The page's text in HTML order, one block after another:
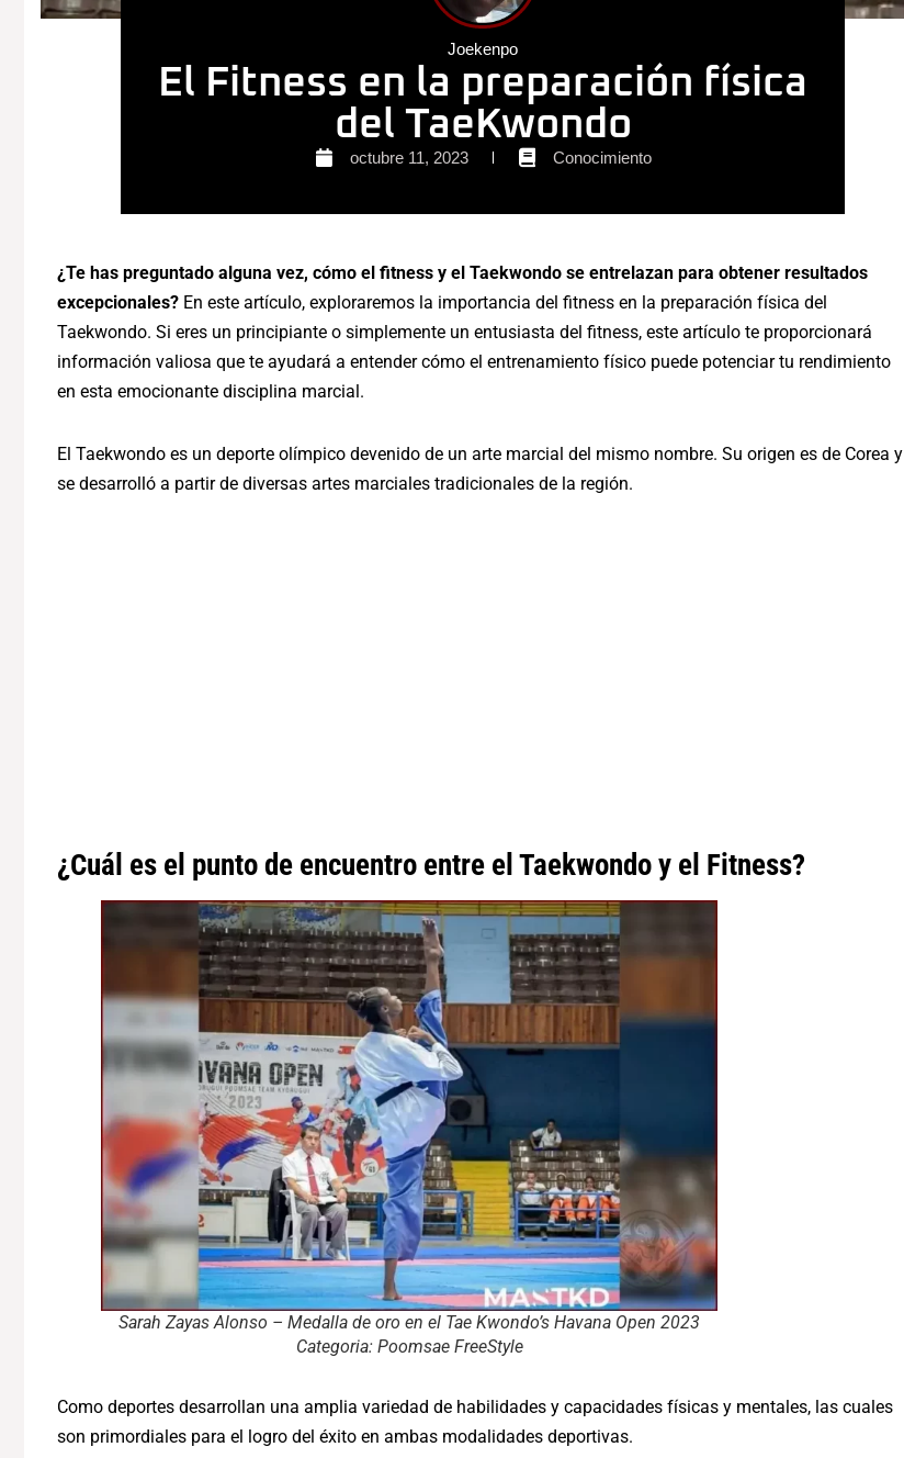
Joekenpo
El Fitness en la preparación física
del TaeKwondo
octubre 11, 2023 Conocimiento
¿Te has preguntado alguna vez, cómo el fitness y el Taekwondo se entrelazan para obtener resultados
excepcionales? En este artículo, exploraremos la importancia del fitness en la preparación física del
Taekwondo. Si eres un principiante o simplemente un entusiasta del fitness, este artículo te proporcionará
información valiosa que te ayudará a entender cómo el entrenamiento físico puede potenciar tu rendimiento
en esta emocionante disciplina marcial.
El Taekwondo es un deporte olímpico devenido de un arte marcial del mismo nombre. Su origen es de Corea y
se desarrolló a partir de diversas artes marciales tradicionales de la región.
¿Cuál es el punto de encuentro entre el Taekwondo y el Fitness?
Sarah Zayas Alonso – Medalla de oro en el Tae Kwondo’s Havana Open 2023
Categoria: Poomsae FreeStyle
Como deportes desarrollan una amplia variedad de habilidades y capacidades físicas y mentales, las cuales
son primordiales para el logro del éxito en ambas modalidades deportivas.